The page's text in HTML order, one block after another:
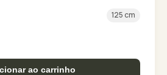
125 cm
ao carrinho